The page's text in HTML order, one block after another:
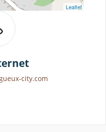
Leaflet
city.com